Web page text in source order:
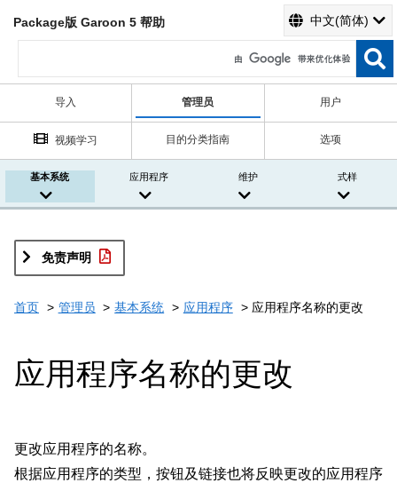
Package版 Garoon 5 帮助 中文(简体)
导入 管理员 用户
视频学习 目的分类指南 选项
基本系统 应用程序 维护 式样
免责声明
首页 管理员 基本系统 应用程序 应用程序名称的更改
应用程序名称的更改
更改应用程序的名称。
根据应用程序的类型，按钮及链接也将反映更改的应用程序